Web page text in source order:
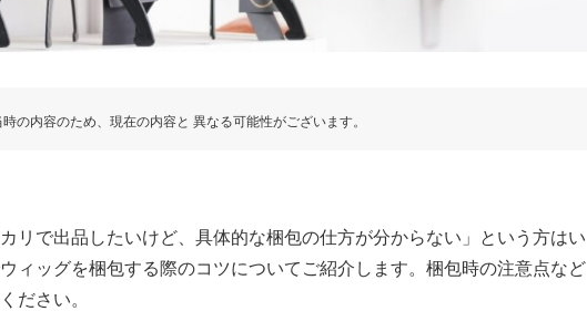
の内容のため、現在の内容と 異なる可能性がございます。
リで出品したいけど、具体的な梱包の仕方が分からない」という方はい
ィッグを梱包する際のコツについてご紹介します。梱包時の注意点など
ださい。